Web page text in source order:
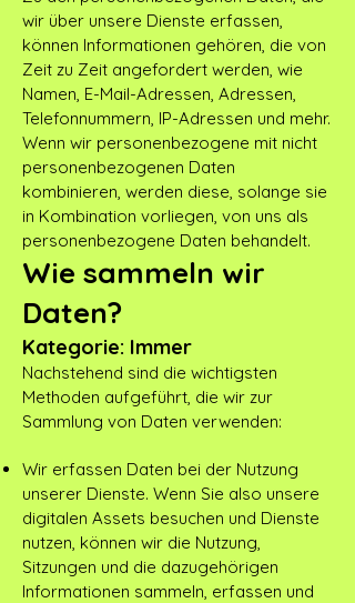
wir über unsere Dienste erfassen,
können Informationen gehören, die von
Zeit zu Zeit angefordert werden, wie
Namen, E-Mail-Adressen, Adressen,
Telefonnummern, IP-Adressen und mehr.
Wenn wir personenbezogene mit nicht
personenbezogenen Daten
kombinieren, werden diese, solange sie
in Kombination vorliegen, von uns als
personenbezogene Daten behandelt.
Wie sammeln wir
Daten?
Kategorie: Immer
Nachstehend sind die wichtigsten
Methoden aufgeführt, die wir zur
Sammlung von Daten verwenden:
Wir erfassen Daten bei der Nutzung
unserer Dienste. Wenn Sie also unsere
digitalen Assets besuchen und Dienste
nutzen, können wir die Nutzung,
Sitzungen und die dazugehörigen
Informationen sammeln, erfassen und